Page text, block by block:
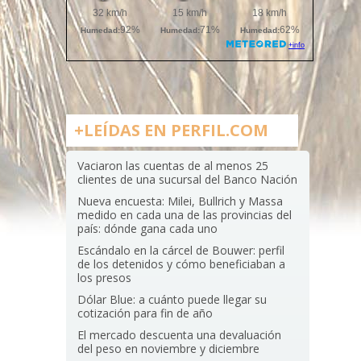
+LEÍDAS EN PERFIL.COM
Vaciaron las cuentas de al menos 25
clientes de una sucursal del Banco Nación
Nueva encuesta: Milei, Bullrich y Massa
medido en cada una de las provincias del
país: dónde gana cada uno
Escándalo en la cárcel de Bouwer: perfil
de los detenidos y cómo beneficiaban a
los presos
Dólar Blue: a cuánto puede llegar su
cotización para fin de año
El mercado descuenta una devaluación
del peso en noviembre y diciembre